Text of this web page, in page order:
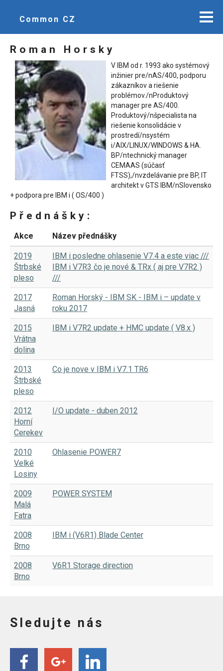
Common CZ
Roman Horsky
V IBM od r. 1993 ako systémový
inžinier pre/nAS/400, podporu
zákazníkov a riešenie
problémov./nProduktový
manager pre AS/400.
Produktový/nšpecialista na
riešenie konsolidácie v
prostredí/nsystém
i/AIX/LINUX/WINDOWS & HA.
BP/ntechnický manager
CEMAAS (súčasť
FTSS),/nvzdelávanie pre BP, IT
architekt v GTS IBM/nSlovensko
+ podpora pre IBM i ( OS/400 )
Přednášky:
Akce Název přednášky
2019
Štrbské
pleso
IBM i posledne ohlasenie V7.4 a este viac ///
IBM i V7R3 čo je nové & TRx ( aj pre V7R2 )
///
2017
Jasná
Roman Horský - IBM SK - IBM i – update v
roku 2017
2015
Vrátna
dolina
IBM i V7R2 update + HMC update ( V8.x )
2013
Štrbské
pleso
Co je nove v IBM i V7.1 TR6
2012
Horní
Cerekev
I/O update - duben 2012
2010
Velké
Losiny
Ohlasenie POWER7
2009
Malá
Fatra
POWER SYSTEM
2008
Brno
IBM i (V6R1) Blade Center
2008
Brno
V6R1 Storage direction
Sledujte nás